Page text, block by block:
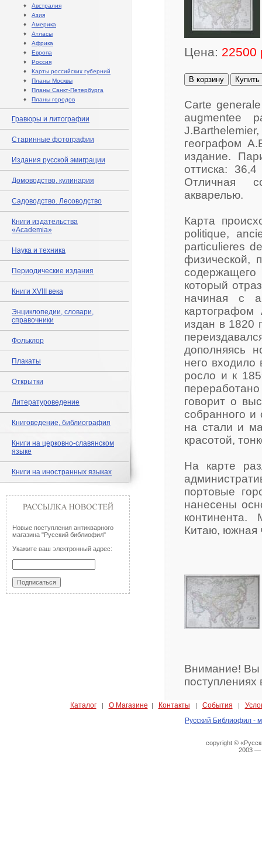
♦ Австралия
♦ Азия
♦ Америка
♦ Атласы
♦ Африка
♦ Европа
♦ Россия
♦ Карты российских губерний
♦ Планы Москвы
♦ Планы Санкт-Петербурга
♦ Планы городов
Гравюры и литографии
Старинные фотографии
Издания русской эмиграции
Домоводство, кулинария
Садоводство. Лесоводство
Книги издательства
«Academia»
Наука и техника
Периодические издания
Книги XVIII века
Энциклопедии, словари,
справочники
Фольклор
Плакаты
Открытки
Литературоведение
Книговедение, библиография
Книги на церковно-славянском
языке
Книги на иностранных языках
Новые поступления антикварного
магазина "Русский библиофил"
Укажите ваш электронный адрес:
Цена: 22500
В корзину Купить
Carte
augmentee
географом
издание.
оттиска:
Отличная
акварелью.
Карта
politique,
particulieres
физической,
который
начиная с
издан в 1820
дополняясь
него входило
росло и к
говорит о
собранного и
на стали и
красотой,
На карте
портовые
нанесены
Китаю, южная
Внимание! Вы
Каталог| О Магазине | Контакты | События |
Русский Библиофил -
copyright ©
2003 —